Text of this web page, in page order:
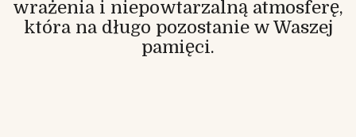
wrażenia i niepowtarzalną atmosferę,
która na długo pozostanie w Waszej
pamięci.